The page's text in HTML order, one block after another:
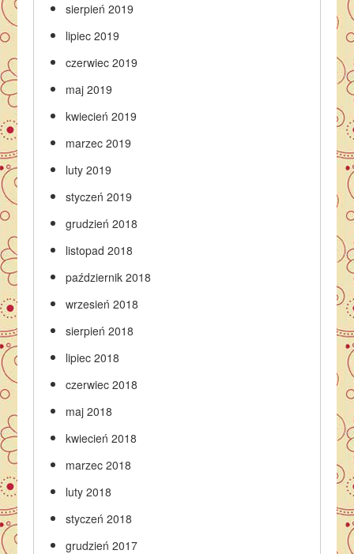
sierpień 2019
lipiec 2019
czerwiec 2019
maj 2019
kwiecień 2019
marzec 2019
luty 2019
styczeń 2019
grudzień 2018
listopad 2018
październik 2018
wrzesień 2018
sierpień 2018
lipiec 2018
czerwiec 2018
maj 2018
kwiecień 2018
marzec 2018
luty 2018
styczeń 2018
grudzień 2017